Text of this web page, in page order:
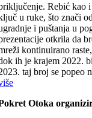
Rebić kao
u ruke, što znači
i puštanja u
otkrila da
kontinuirano
ih je krajem 2022.
taj broj se popeo
Otoka